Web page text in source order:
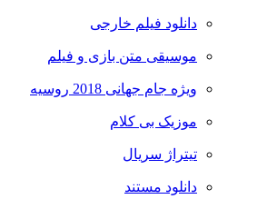
دانلود فیلم خارجی
موسیقی متن بازی و فیلم
ویژه جام جهانی 2018 روسیه
موزیک بی کلام
تیتراژ سریال
دانلود مستند